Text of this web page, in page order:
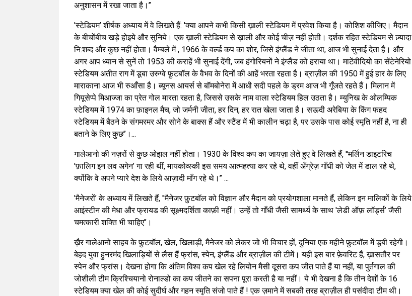
अनुशासन में रखा जाता है।’’
'स्टेडियम’ शीर्षक अध्याय में वे लिखते हैं: 'क्या आपने कभी किसी ख़ाली स्टेडियम में प्रवेश किया है। कोशिश कीजिए। मैदान
के बीचोंबीच खड़े होइये और सुनिये। एक ख़ाली स्टेडियम से ख़ाली और कोई चीज़ नहीं होती। दर्शक रहित स्टेडियम से ज़्यादा
नि:शब्द और कुछ नहीं होता। वैम्बले में , 1966 के वर्ल्ड कप का शोर, जिसे इंग्लैंड ने जीता था, आज भी सुनाई देता है। और
अगर आप ध्यान से सुनें तो 1953 की कराहें भी सुनाई देंगी, जब हंगोरियनों ने इंग्लैंड को हराया था। माटेंवीदियो का सेंटेनेरियो
स्टेडियम अतीत राग में डूबा उरुग्वे फ़ुटबॉल के वैभव के दिनों की आहें भरता रहता है। ब्राज़ील की 1950 में हुई हार के लिए
माराकाना आज भी रुआँसा है। ब्यूनस आयर्स से बॉमबोनेरा में आधी सदी पहले के ड्रम आज भी गूँजते रहते हैं। मिलान में
गियूसेप्पे मिआज्जा का प्रेत गोल मारता रहता है, जिससे उसके नाम वाला स्टेडियम हिल उठता है। म्युनिख के ओलम्पिक
स्टेडियम में 1974 का फ़ाइनल मैच, जो जर्मनी जीता, हर दिन, हर रात खेला जाता है। सऊदी अरेबिया के किंग फहद
स्टेडियम में बैठने के संगमरमर और सोने के बाक्स हैं और स्टैंड में भी कालीन चढ़ा है, पर उसके पास कोई स्मृति नहीं है, ना ही
बताने के लिए कुछ’’।...
गालेआनो की नज़रों से कुछ ओझल नहीं होता। 1930 के विश्व कप का जायज़ा लेते हुए वे लिखते हैं, ''मर्लिन डाइटरिच
'फ़ालिग इन लव अगेन’ गा रही थीं, मायकोव्स्की इस समय आत्महत्या कर रहे थे, वहीं अँग्रेज़ गाँधी को जेल में डाल रहे थे,
क्योंकि वे अपने प्यारे देश के लिये आज़ादी माँग रहे थे।’’ ...
'मैनेजरों’ के अध्याय में लिखते हैं, ''मैनेजर फ़ुटबॉल को विज्ञान और मैदान को प्रयोगशाला मानते हैं, लेकिन इन मालिकों के लिये
आइंस्टीन की मेधा और फ्रायड की सूक्ष्मदर्शिता काफ़ी नहीं। उन्हें तो गाँधी जैसी सामर्थ्य के साथ 'लेडी ऑफ़ लॉर्ड्स’ जैसी
चमत्कारी शक्ति भी चाहिए’’।
ख़ैर गालेआनो साहब के फ़ुटबॉल, खेल, खिलाड़ी, मैनेजर को लेकर जो भी विचार हों, दुनिया एक महीने फ़ुटबॉल में डूबी रहेगी।
बेहद युवा हुनरमंद खिलाड़ियों से लैस हैं फ्रांस, स्पेन, इंग्लैंड और ब्राज़ील की टीमें। यही इस बार फ़ेवरिट हैं, ख़ासतौर पर
स्पेन और फ्रांस। देखना होगा कि अंतिम विश्व कप खेल रहे लियोन मैसी दूसरा कप जीत पाते हैं या नहीं, या पुर्तगाल की
जोशीली टीम क्रिश्चियानो रोनाल्डो का कप जीतने का सपना पूरा करती है या नहीं। ये भी देखना है कि तीन देशों के 16
स्टेडियम क्या खेल की कोई सुदीर्घ और गहन स्मृति संजो पाते हैं ! एक ज़माने में सबकी तरह ब्राज़ील ही पसंदीदा टीम थी।